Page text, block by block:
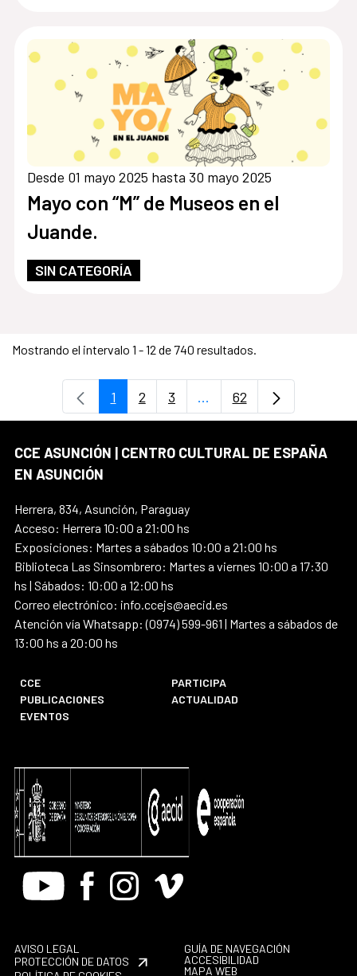
Desde 01 mayo 2025 hasta 30 mayo 2025
Mayo con “M” de Museos en el
Juande.
SIN CATEGORÍA
Mostrando el intervalo 1 - 12 de 740 resultados.
Página
1 Página
2 Página
3 ...Páginas intermedias
Página
62
CCE ASUNCIÓN | CENTRO CULTURAL DE ESPAÑA
EN ASUNCIÓN
Herrera, 834, Asunción, Paraguay
Acceso: Herrera 10:00 a 21:00 hs
Exposiciones: Martes a sábados 10:00 a 21:00 hs
Biblioteca Las Sinsombrero: Martes a viernes 10:00 a 17:30
hs | Sábados: 10:00 a 12:00 hs
Correo electrónico: info.ccejs@aecid.es
Atención vía Whatsapp: (0974) 599-961 | Martes a sábados de
13:00 hs a 20:00 hs
CCE
PARTICIPA
PUBLICACIONES
ACTUALIDAD
EVENTOS
Youtube FacebookInstagram
Vimeo
AVISO LEGAL
PROTECCIÓN DE DATOS
GUÍA DE NAVEGACIÓN
ACCESIBILIDAD
MAPA WEB